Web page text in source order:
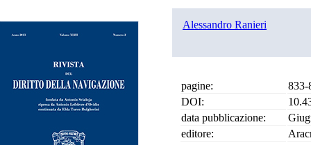
Alessandro Ranieri
pagine:
833-
DOI:
data pubblicazione:
editore: